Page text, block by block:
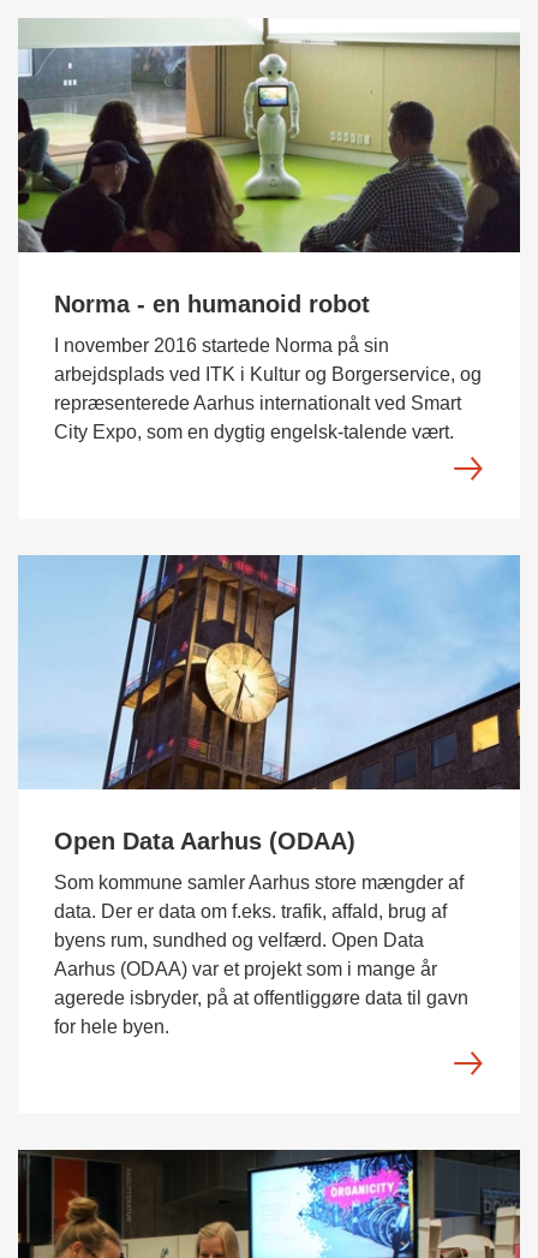
Norma - en humanoid robot
I november 2016 startede Norma på sin
arbejdsplads ved ITK i Kultur og Borgerservice, og
repræsenterede Aarhus internationalt ved Smart
City Expo, som en dygtig engelsk-talende vært.
Open Data Aarhus (ODAA)
Som kommune samler Aarhus store mængder af
data. Der er data om f.eks. trafik, affald, brug af
byens rum, sundhed og velfærd. Open Data
Aarhus (ODAA) var et projekt som i mange år
agerede isbryder, på at offentliggøre data til gavn
for hele byen.